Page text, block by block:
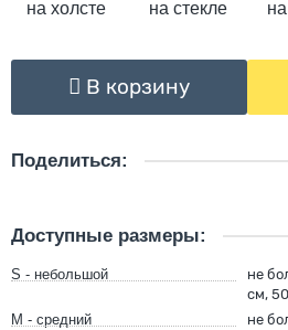
на холсте на стекле
В корзину
Поделиться:
Доступные размеры:
S - небольшой
не
см,
M - средний
не